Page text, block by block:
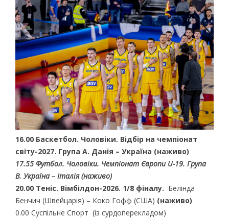
16.00 Баскетбол. Чоловіки. Відбір на чемпіонат
світу-2027. Група А. Данія – Україна (наживо)
17.55 Футбол. Чоловіки. Чемпіонат Європи U-19. Група
В. Україна – Італія (наживо)
20.00 Теніс. Вімбілдон-2026. 1/8 фіналу. Белінда
Бенчич (Швейцарія) – Коко Гофф (США) (наживо)
0.00 Суспільне Спорт (із сурдоперекладом)